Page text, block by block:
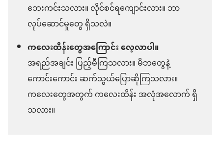
ဘေးကင်းသလား။ လိုင်စင်ရကျောင်းလား။ ဘာ
လုပ်ဆောင်မှုတွေ ရှိသလဲ။
ကလေးထိန်းတွေအကြောင်း လေ့လာပါ။
အရည်အချင်း ပြည့်မီကြသလား။ မိဘတွေနဲ့
ကောင်းကောင်း ဆက်သွယ်ပြောဆိုကြသလား။
ကလေးတွေအတွက် ကလေးထိန်း အလုံအလောက် ရှိ
သလား။